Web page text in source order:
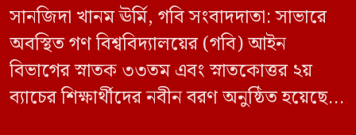
সানজিদা খানম ঊর্মি, গবি সংবাদদাতা: সাভারে
অবস্থিত গণ বিশ্ববিদ্যালয়ের (গবি) আইন
বিভাগের স্নাতক ৩৩তম এবং স্নাতকোত্তর ২য়
ব্যাচের শিক্ষার্থীদের নবীন বরণ অনুষ্ঠিত হয়েছে।